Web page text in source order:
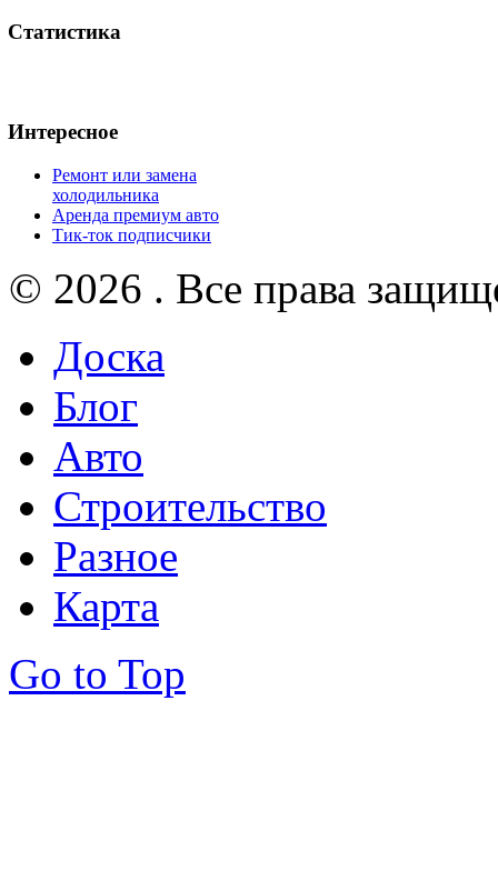
Статистика
Интересное
Ремонт или замена
холодильника
Аренда премиум авто
Тик-ток подписчики
© 2026 . Все права
Доска
Блог
Авто
Строительство
Разное
Карта
Go to Top